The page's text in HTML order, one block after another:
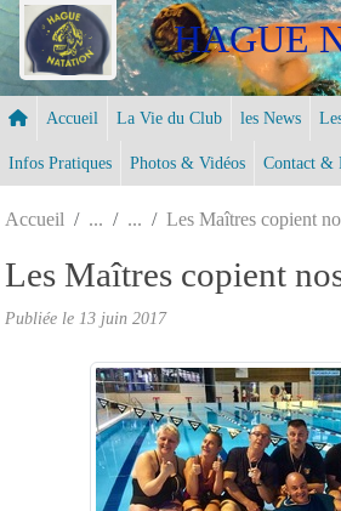
HAGUE
Accueil La Vie du Club les News
Infos Pratiques Photos & Vidéos Contact &
Accueil Les Maîtres copient
Les Maîtres copient
Publiée le 13 juin 2017
Panneau de gestion des cookies